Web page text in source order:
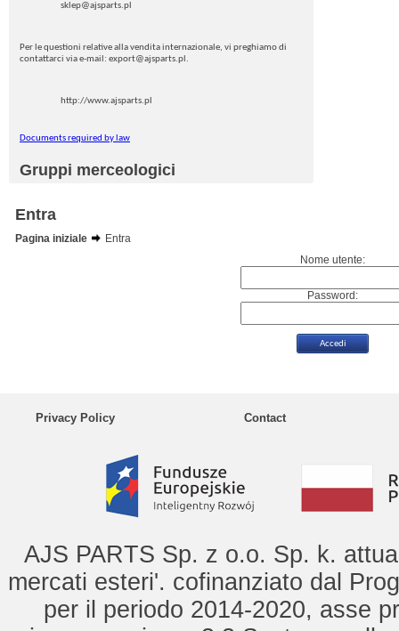
sklep@ajsparts.pl
Per le questioni relative alla vendita internazionale, vi preghiamo di
contattarci via e-mail: export@ajsparts.pl.
http://www.ajsparts.pl
Documents required by law
Gruppi merceologici
Entra
Pagina iniziale
Entra
Nome utente:
Password:
Privacy Policy Contact
AJS PARTS Sp. z o.o. Sp. k.
mercati esteri'. cofinanziato dal
per il periodo 2014-2020, asse